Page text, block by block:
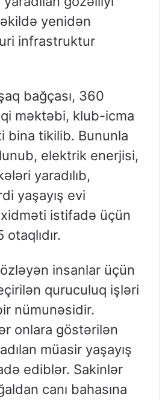
yenidən
infrastruktur
bağçası, 360
məktəbi, klub-icma
bina tikilib. Bununla
elektrik enerjisi,
yaradılıb,
yaşayış evi
istifadə üçün
insanlar üçün
quruculuq işləri
nümunəsidir.
onlara göstərilən
müasir yaşayış
ediblər. Sakinlər
canı bahasına